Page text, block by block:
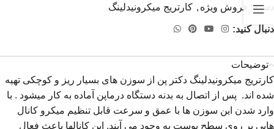
دسته: فروش ویژه , کارتریج میکرونیدلینگ
دنبال کنید:
توضیحات
کارتریج میکرونیدلینگ دکتر پن از سوزن های بسیار ریز و کوچکی تهیه
شده اند. پس از اتصال به بدنه دستگاه درماپن آماده به کار میشود . با
وارد شدن این سوزن ها با عمق و سرعت قابل تنظیم میکرو کانال
هایی بر روی سطح پوست به وجود می آیند. این کانالها باعث فعال